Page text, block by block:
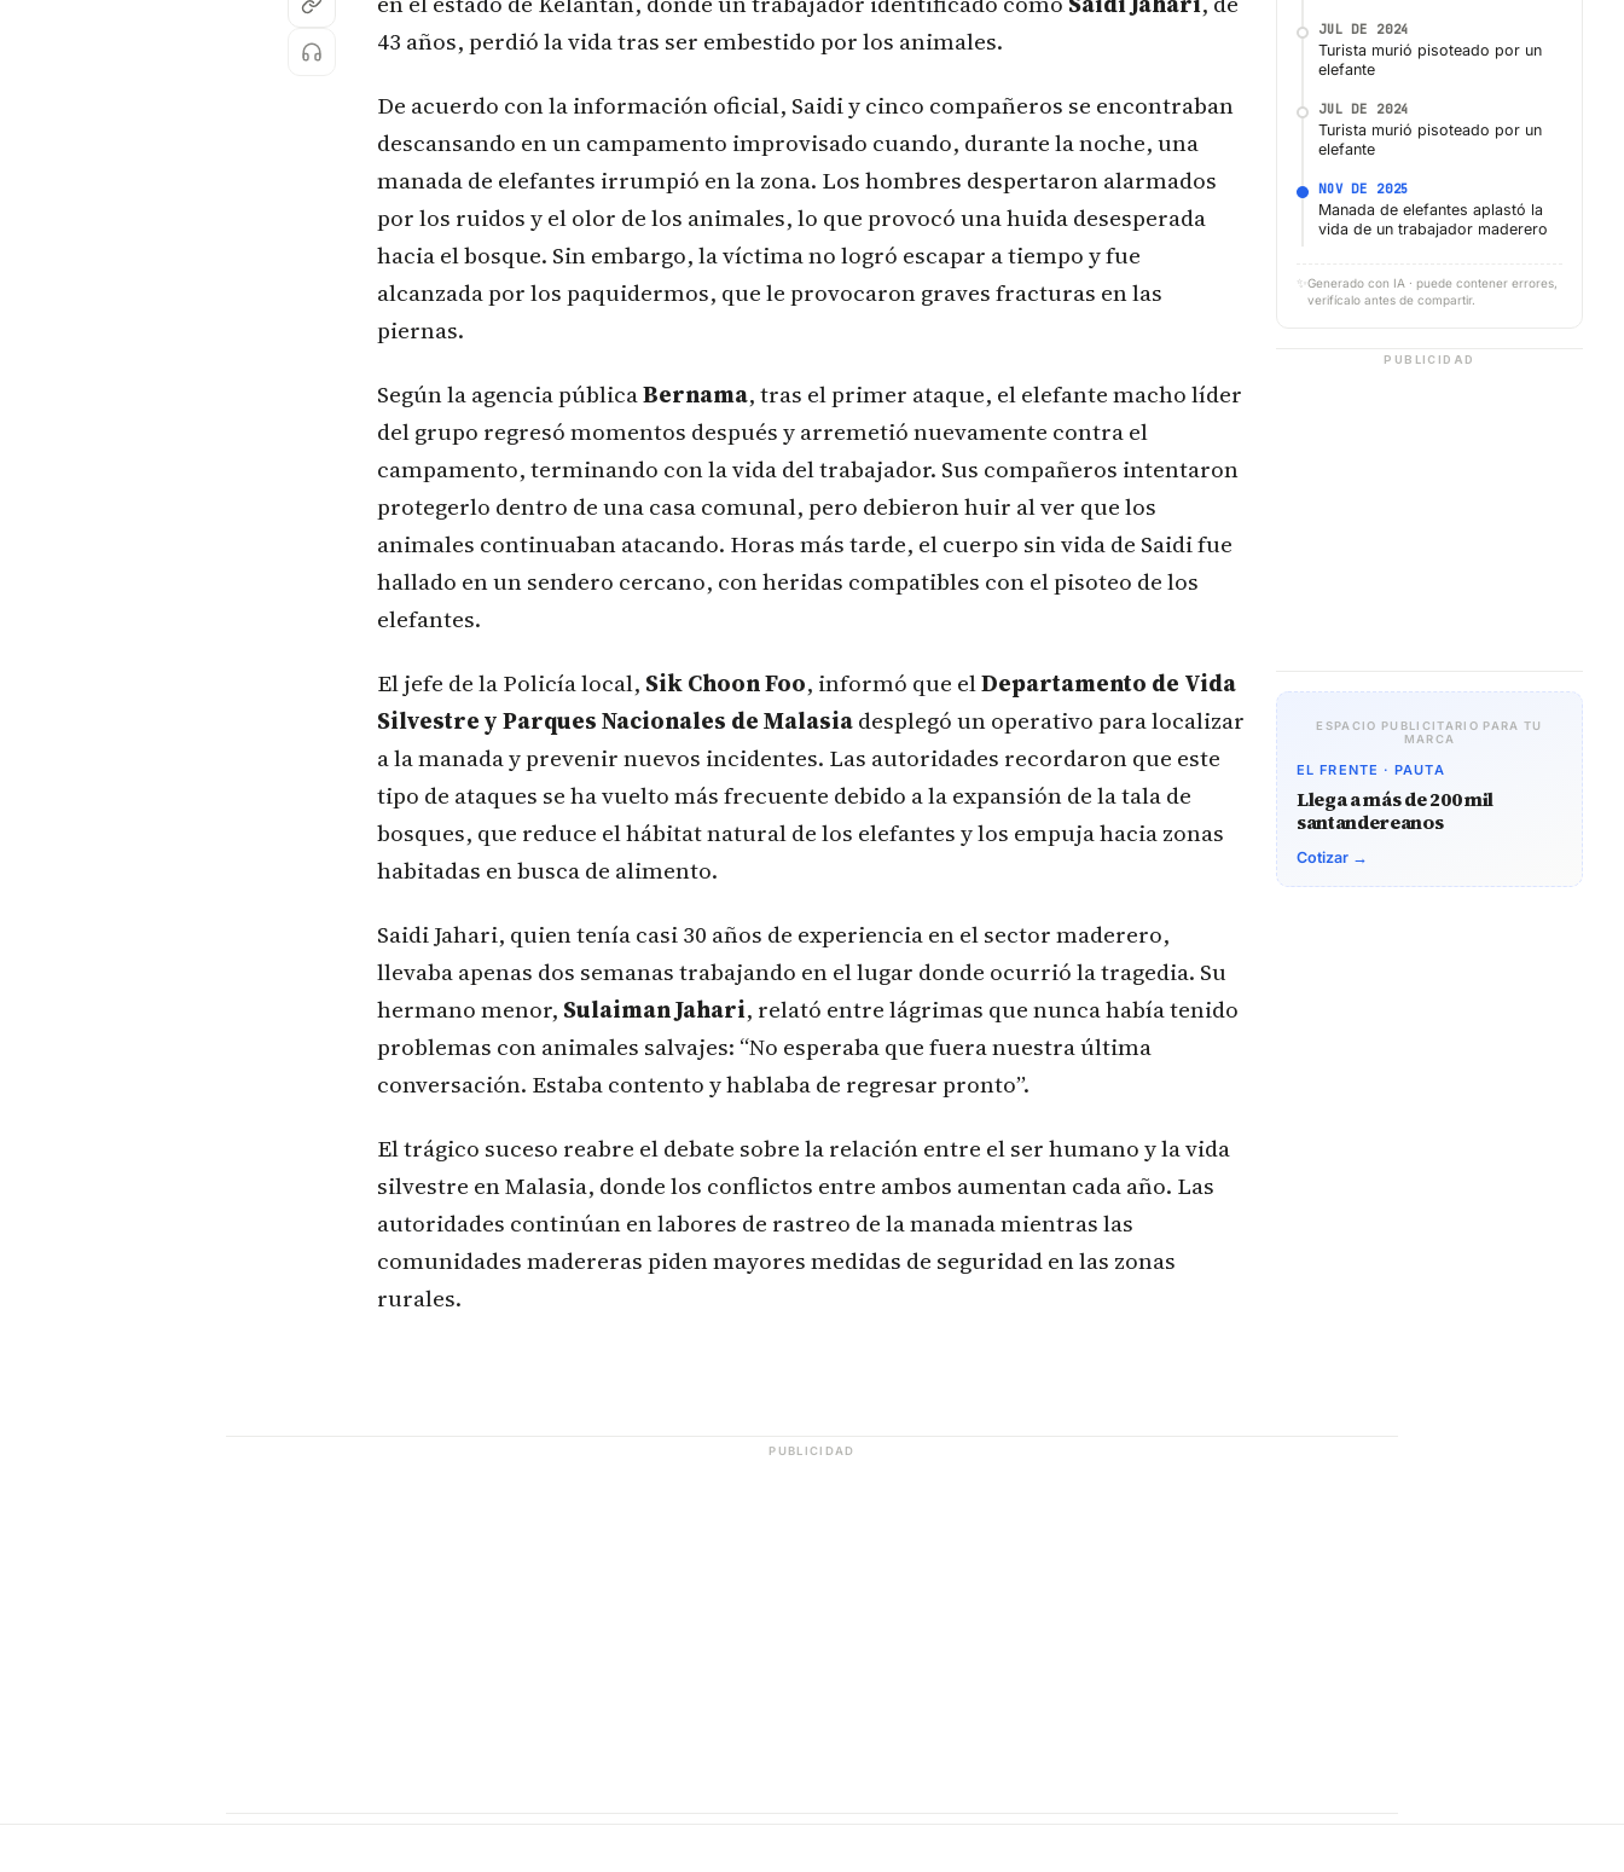
43 años, perdió la vida tras ser embestido por los animales.
De acuerdo con la información oficial, Saidi y cinco compañeros se encontraban
descansando en un campamento improvisado cuando, durante la noche, una
manada de elefantes irrumpió en la zona. Los hombres despertaron alarmados
por los ruidos y el olor de los animales, lo que provocó una huida desesperada
hacia el bosque. Sin embargo, la víctima no logró escapar a tiempo y fue
alcanzada por los paquidermos, que le provocaron graves fracturas en las
piernas.
Según la agencia públicaBernama, tras el primer ataque, el elefante macho líder
del grupo regresó momentos después y arremetió nuevamente contra el
campamento, terminando con la vida del trabajador. Sus compañeros intentaron
protegerlo dentro de una casa comunal, pero debieron huir al ver que los
animales continuaban atacando. Horas más tarde, el cuerpo sin vida de Saidi fue
hallado en un sendero cercano, con heridas compatibles con el pisoteo de los
elefantes.
El jefe de la Policía local, Sik Choon Foo, informó que elDepartamento de Vida
Silvestre y Parques Nacionales de Malasiadesplegó un operativo para localizar
a la manada y prevenir nuevos incidentes. Las autoridades recordaron que este
tipo de ataques se ha vuelto más frecuente debido a la expansión de la tala de
bosques, que reduce el hábitat natural de los elefantes y los empuja hacia zonas
habitadas en busca de alimento.
Saidi Jahari, quien tenía casi 30 años de experiencia en el sector maderero,
llevaba apenas dos semanas trabajando en el lugar donde ocurrió la tragedia. Su
hermano menor, Sulaiman Jahari, relató entre lágrimas que nunca había tenido
problemas con animales salvajes: “No esperaba que fuera nuestra última
conversación. Estaba contento y hablaba de regresar pronto”.
El trágico suceso reabre el debate sobre la relación entre el ser humano y la vida
silvestre en Malasia, donde los conflictos entre ambos aumentan cada año. Las
autoridades continúan en labores de rastreo de la manada mientras las
comunidades madereras piden mayores medidas de seguridad en las zonas
rurales.
JUL DE 2024
Turista murió pisoteado por un
elefante
JUL DE 2024
Turista murió pisoteado por un
elefante
NOV DE 2025
Manada de elefantes aplastó la
vida de un trabajador maderero
✨ Generado con IA · puede contener errores,
verifícalo antes de compartir.
PUBLICIDAD
ESPACIO PUBLICITARIO PARA TU
MARCA
EL FRENTE · PAUTA
Llega a más de 200 mil
santandereanos
Cotizar →
PUBLICIDAD